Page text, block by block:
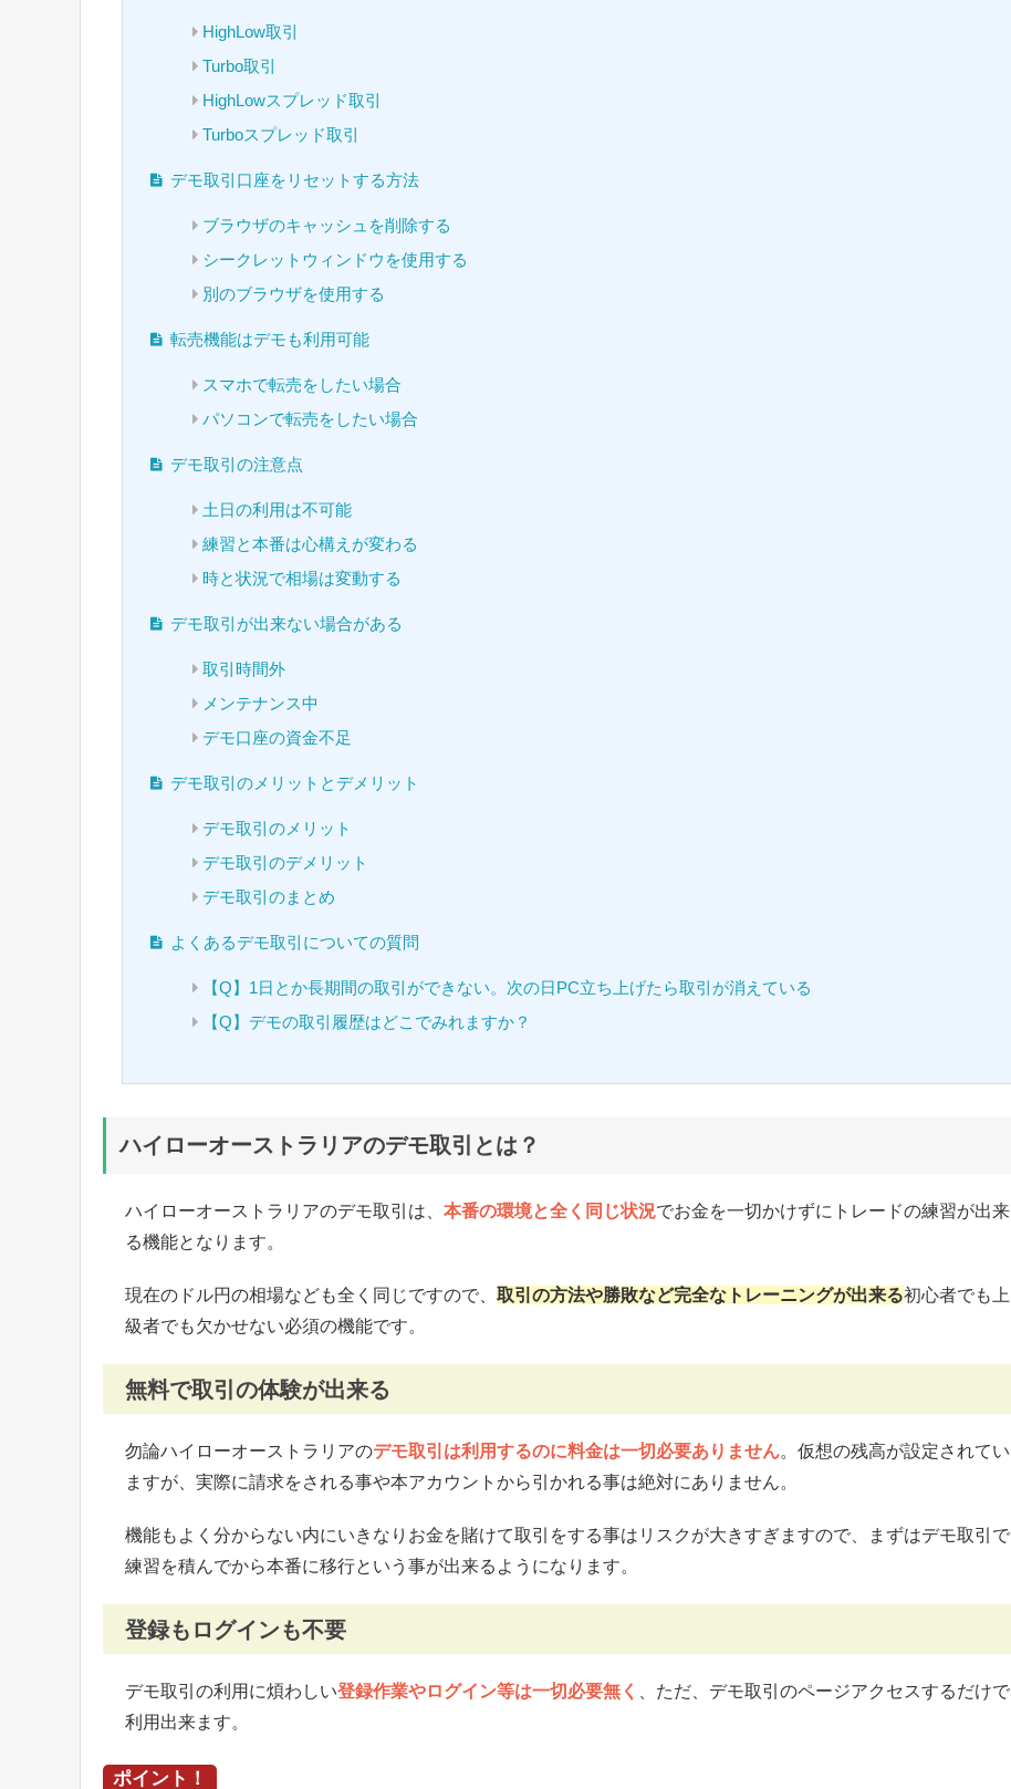
HighLow取引
Turbo取引
HighLowスプレッド取引
Turboスプレッド取引
デモ取引口座をリセットする方法
ブラウザのキャッシュを削除する
シークレットウィンドウを使用する
別のブラウザを使用する
転売機能はデモも利用可能
スマホで転売をしたい場合
パソコンで転売をしたい場合
デモ取引の注意点
土日の利用は不可能
練習と本番は心構えが変わる
時と状況で相場は変動する
デモ取引が出来ない場合がある
取引時間外
メンテナンス中
デモ口座の資金不足
デモ取引のメリットとデメリット
デモ取引のメリット
デモ取引のデメリット
デモ取引のまとめ
よくあるデモ取引についての質問
【Q】1日とか長期間の取引ができない。次の日PC立ち上げたら取引が消えている
【Q】デモの取引履歴はどこでみれますか？
ハイローオーストラリアのデモ取引とは？
ハイローオーストラリアのデモ取引は、 本番の環境と全く同じ状況でお金を一切かけずにトレードの練習が出来
る機能となります。
現在のドル円の相場なども全く同じですので、 取引の方法や勝敗など完全なトレーニングが出来る初心者でも上
級者でも欠かせない必須の機能です。
無料で取引の体験が出来る
勿論ハイローオーストラリアのデモ取引は利用するのに料金は一切必要ありません。仮想の残高が設定されてい
ますが、実際に請求をされる事や本アカウントから引かれる事は絶対にありません。
機能もよく分からない内にいきなりお金を賭けて取引をする事はリスクが大きすぎますので、まずはデモ取引で
練習を積んでから本番に移行という事が出来るようになります。
登録もログインも不要
デモ取引の利用に煩わしい登録作業やログイン等は一切必要無く
、ただ、デモ取引のページアクセスするだけで
利用出来ます。
ポイント！